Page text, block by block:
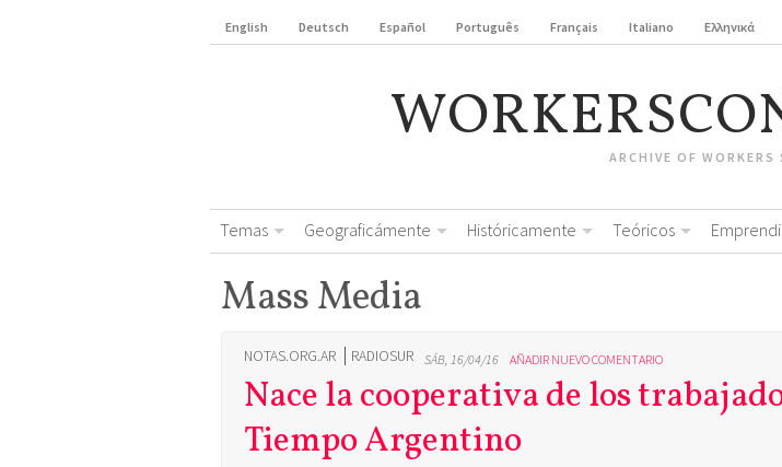
English Deutsch Español Português Français Italiano Ελληνικά
ARCHIVE OF WORKERS
Temas Geograficámente Históricamente Teóricos
Mass Media
NOTAS.ORG.AR RADIOSUR SÁB, 16/04/16 AÑADIR NUEVO COMENTARIO
Nace la cooperativa de los
Tiempo Argentino